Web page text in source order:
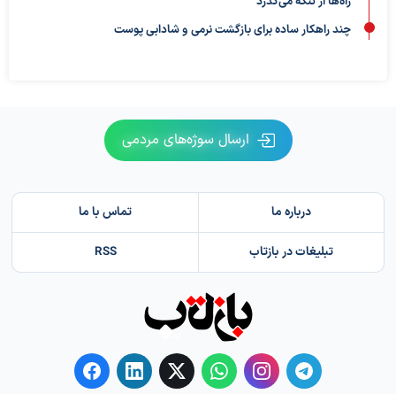
چند راهکار ساده برای بازگشت نرمی و شادابی پوست
ارسال سوژه‌های مردمی
درباره ما تماس با ما
تبلیغات در بازتاب RSS